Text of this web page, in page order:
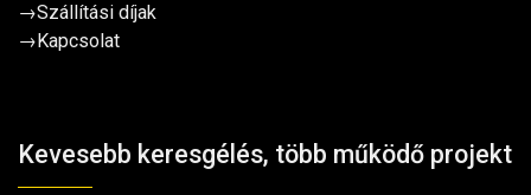
→Szállítási díjak
→Kapcsolat
Kevesebb keresgélés, több működő projekt